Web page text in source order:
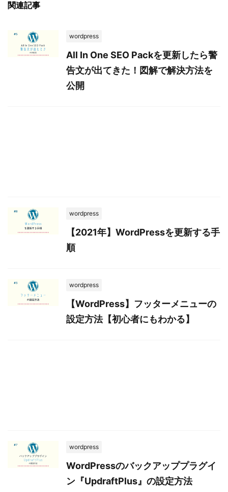
関連記事
wordpress
All In One SEO Packを更新したら警
告文が出てきた！図解で解決方法を
公開
wordpress
【2021年】WordPressを更新する手
順
wordpress
【WordPress】フッターメニューの
設定方法【初心者にもわかる】
wordpress
WordPressのバックアッププラグイ
ン『UpdraftPlus』の設定方法